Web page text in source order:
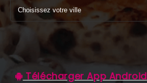
VOS AVIS
MENTIONS LÉGALES
Télécharger App Android